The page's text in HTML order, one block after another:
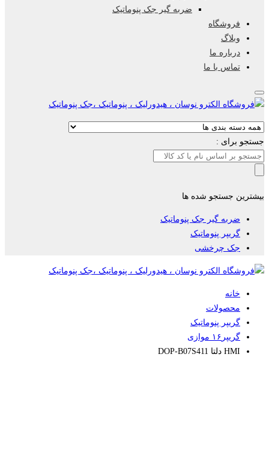
ضربه گیر جک پنوماتیک
فروشگاه
وبلاگ
درباره ما
تماس با ما
جستجو برای :
بیشترین جستجو شده ها
ضربه گیر جک پنوماتیک
گریپر پنوماتیک
جک چرخشی
خانه
محصولات
گریپر پنوماتیک
گریپر۱۶ موازی
HMI دلتا DOP-B07S411